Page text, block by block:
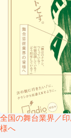
全国の舞台業界／
様へ